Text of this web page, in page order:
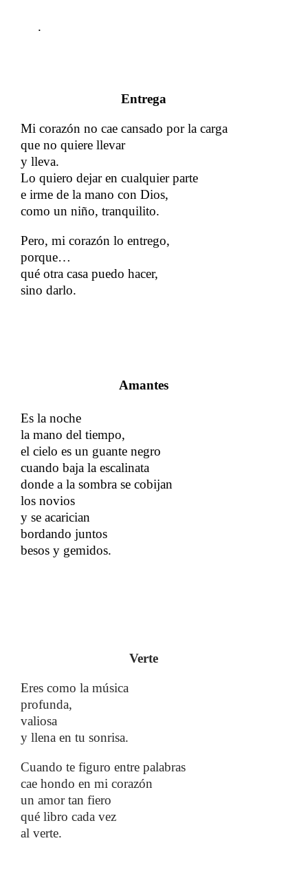
.
Entrega
Mi corazón no cae cansado por la carga
que no quiere llevar​​
y lleva.
Lo quiero dejar en cualquier parte
e irme de la mano con Dios,
como un niño, tranquilito.
Pero, mi corazón lo entrego,
porque…
qué otra casa puedo hacer,
sino darlo.
Amantes
Es la noche
la mano del tiempo,
el cielo es un guante negro
cuando baja la escalinata
donde a la sombra se cobijan
los novios
y se acarician
bordando juntos
besos y gemidos.
Verte
Eres como la música
profunda,
valiosa
y llena en tu sonrisa.
Cuando te figuro entre palabras
cae hondo en mi corazón
un amor tan fiero
qué libro cada vez
al verte.